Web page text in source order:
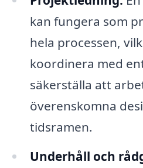
kan fungera som
hela processen,
koordinera med
säkerställa att
överenskomna
tidsramen.
Underhåll och